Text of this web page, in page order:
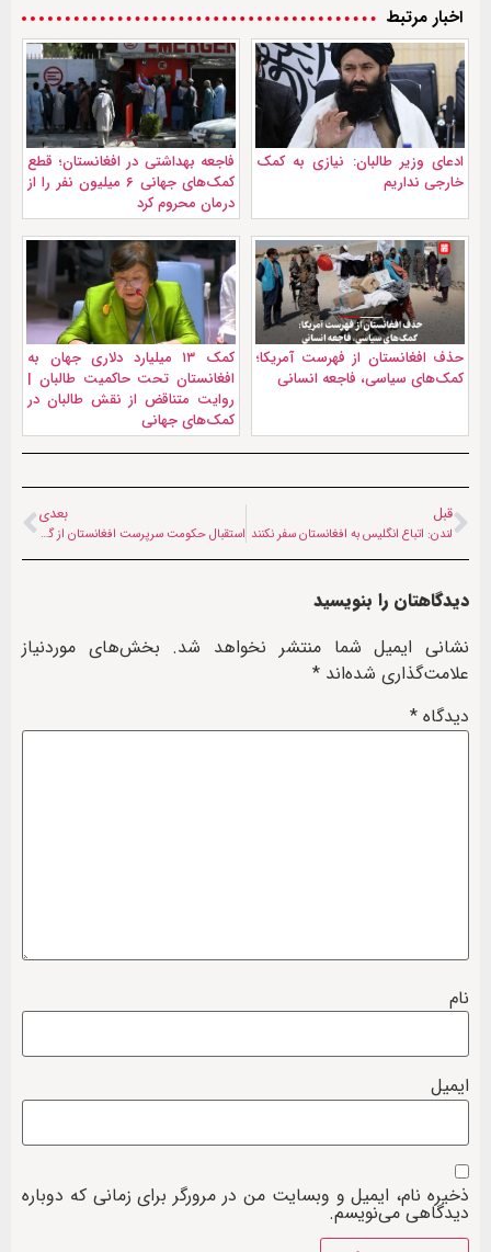
اخبار مرتبط
ادعای وزیر طالبان: نیازی به کمک
خارجی نداریم
فاجعه بهداشتی در افغانستان؛ قطع
کمک‌های جهانی ۶ میلیون نفر را از
درمان محروم کرد
حذف افغانستان از فهرست آمریکا؛
کمک‌های سیاسی، فاجعه انسانی
کمک ۱۳ میلیارد دلاری جهان به
افغانستان تحت حاکمیت طالبان |
روایت متناقض از نقش طالبان در
کمک‌های جهانی
قبل
لندن: اتباع انگلیس به افغانستان سفر نکنند
بعدی
استقبال حکومت سرپرست افغانستان از گزارش بانک جهانی
دیدگاهتان را بنویسید
نشانی ایمیل شما منتشر نخواهد شد. بخش‌های موردنیاز
علامت‌گذاری شده‌اند *
دیدگاه *
نام
ایمیل
ذخیره نام، ایمیل و وبسایت من در مرورگر برای زمانی که دوباره
دیدگاهی می‌نویسم.